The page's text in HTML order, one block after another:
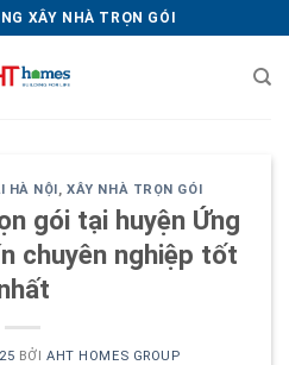
XÂY NHÀ TRỌN GÓI
HÀ NỘI,XÂY NHÀ TRỌN GÓI
gói tại huyện Ứng
chuyên nghiệp tốt
BỞIAHT HOMES GROUP